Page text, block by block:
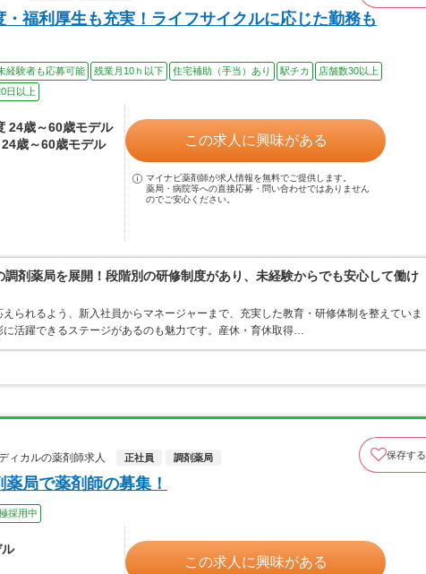
福利厚生も充実！ライフサイクルに応じた勤務も
経験者も応募可能 残業月10ｈ以下 住宅補助（手当）あり 駅チカ
店舗数30以上
日以上
24歳～60歳モデル
歳～60歳モデル
この求人に興味がある
マイナビ薬剤師が求人情報を無料でご提供します。
薬局・病院等への直接応募・問い合わせではありません
のでご安心ください。
剤薬局を展開！段階別の研修制度があり、未経験からでも安心して働け
られるよう、新入社員からマネージャーまで、充実した教育・研修体制を整えていま
活躍できるステージがあるのも魅力です。産休・育休取得…
ィカルの薬剤師求人
正社員 調剤薬局 保存する
局で薬剤師の募集！
採用中
この求人に興味がある